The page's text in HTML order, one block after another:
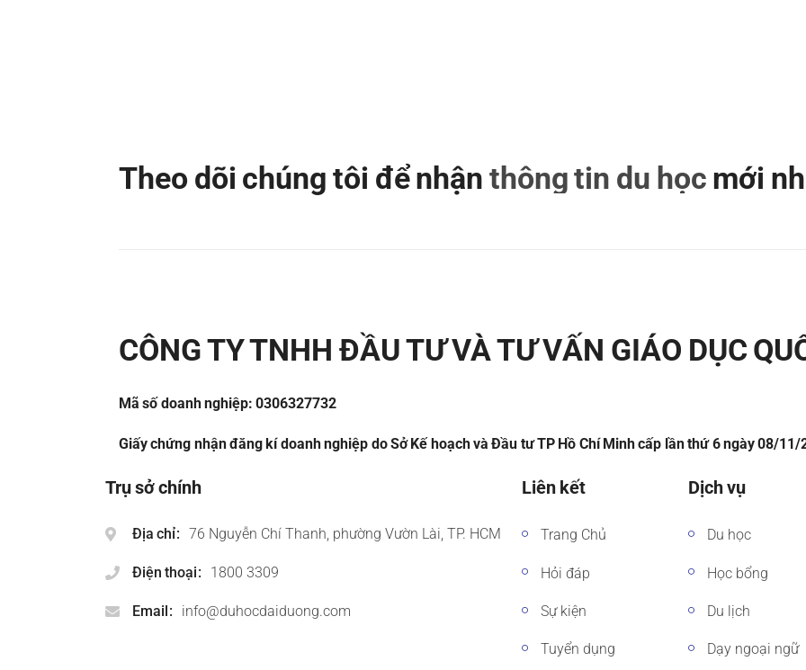
Theo dõi chúng tôi để nhận thông tin du học mới
CÔNG TY TNHH ĐẦU TƯ VÀ TƯ VẤN GIÁO DỤC
Mã số doanh nghiệp: 0306327732
Giấy chứng nhận đăng kí doanh nghiệp do Sở Kế hoạch và Đầu tư TP Hồ Chí Minh cấp lần thứ 6 ngày 08/11/
Trụ sở chính
Địa chỉ 76 Nguyễn Chí Thanh, phường Vườn Lài, TP. HCM
Điện thoại 1800 3309
Email info@duhocdaiduong.com
Liên kết
Trang Chủ
Hỏi đáp
Sự kiện
Tuyển dụng
Dịch vụ
Du học
Học bổng
Du lịch
Dạy ngoại ngữ